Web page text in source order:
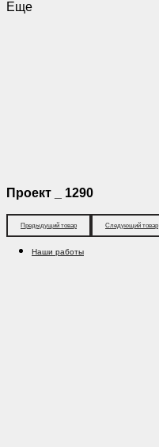
Еще
Проект _ 1290
Предыдущий товар Следующий товар
Наши работы